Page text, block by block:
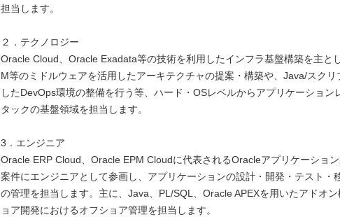
担当します。
２．テクノロジー
Oracle Cloud、Oracle Exadata等の技術を利用したインフラ基盤構築を主と
M等のミドルウェアを活用したアーキテクチャの提案・構築や、Java/スクリ
したDevOps環境の整備を行う等、ハード・OSレベルからアプリケーション
タックの基盤領域を担当します。
3．エンジニア
Oracle ERP Cloud、Oracle EPM Cloudに代表されるOracleアプリケーショ
案件にエンジニアとして参画し、アプリケーションの設計・開発・テスト・
の管理を担当します。主に、Java、PL/SQL、Oracle APEXを用いたアドオ
ョア開発におけるオフショア管理を担当します。